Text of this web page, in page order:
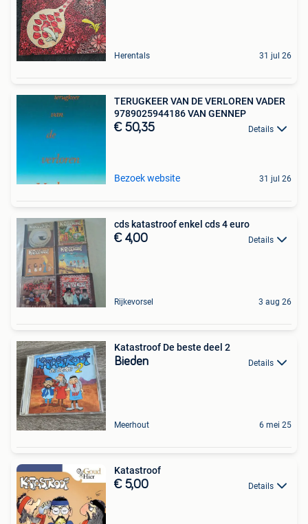
Herentals 31 jul 26
TERUGKEER VAN DE VERLOREN VADER
9789025944186 VAN GENNEP
€ 50,35 Details
Bezoek website 31 jul 26
cds katastroof enkel cds 4 euro
€ 4,00 Details
Rijkevorsel 3 aug 26
Katastroof De beste deel 2
Bieden Details
Meerhout 6 mei 25
Katastroof
€ 5,00 Details